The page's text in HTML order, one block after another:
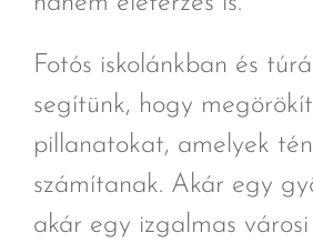
Fotós iskolánkban és
segítünk, hogy
pillanatokat, amelyek
számítanak. Akár egy
akár egy izgalmas